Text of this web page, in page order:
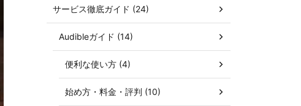
サービス徹底ガイド (24)
Audibleガイド (14)
便利な使い方 (4)
始め方・料金・評判 (10)